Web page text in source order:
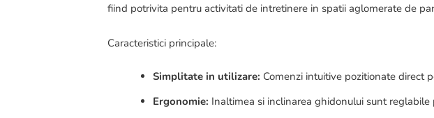
fiind potrivita pentru activitati de intretinere in spatii aglomerate de
Caracteristici principale:
Simplitate in utilizare: Comenzi intuitive pozitionate direct
Ergonomie: Inaltimea si inclinarea ghidonului sunt